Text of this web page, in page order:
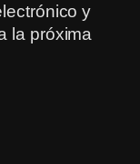
y
la próxima